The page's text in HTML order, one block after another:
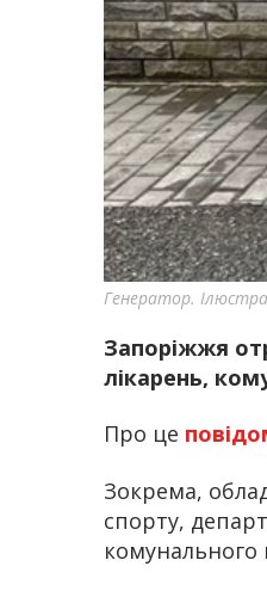
Генератор.
Запоріжжя
лікарень,
Про це
Зокрема,
спорту,
комунального